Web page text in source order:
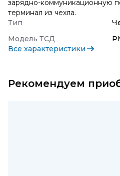
зарядно-коммуникационную
терминал из чехла.
Тип
Модель ТСД
Все характеристики
Рекомендуем